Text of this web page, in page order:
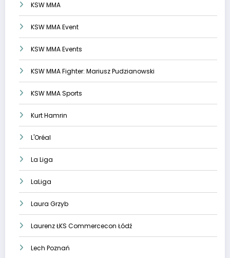
KSW MMA
KSW MMA Event
KSW MMA Events
KSW MMA Fighter: Mariusz Pudzianowski
KSW MMA Sports
Kurt Hamrin
L'Oréal
La Liga
LaLiga
Laura Grzyb
Laurenz ŁKS Commercecon Łódź
Lech Poznań